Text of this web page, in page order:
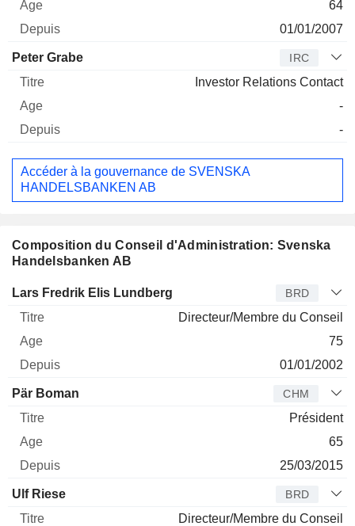
64
01/01/2007
Peter Grabe IRC
Investor Relations Contact
-
-
Accéder à la gouvernance de SVENSKA
HANDELSBANKEN AB
Composition du Conseil d'Administration: Svenska
Handelsbanken AB
Administrateur Titre Age Depuis
Lars Fredrik Elis Lundberg BRD
Directeur/Membre du Conseil
75
01/01/2002
Pär Boman CHM
Président
65
25/03/2015
Ulf Riese BRD
Directeur/Membre du Conseil